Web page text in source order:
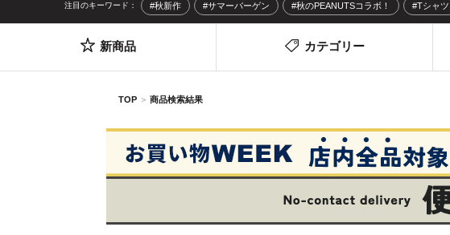
注目のキーワード： #秋新作 #サマーバーゲン #秋のPEANUTSコラボ！ #Tシャツ
新商品 カテゴリー
TOP 商品検索結果